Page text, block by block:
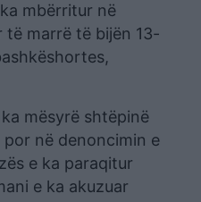
mbërritur në
të marrë të bijën 13-
mësyrë shtëpinë
në denoncimin e
e ka paraqitur
e ka akuzuar